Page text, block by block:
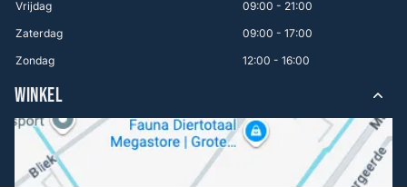
Vrijdag
09:00 - 21:00
Zaterdag
09:00 - 17:00
Zondag
12:00 - 16:00
WINKEL